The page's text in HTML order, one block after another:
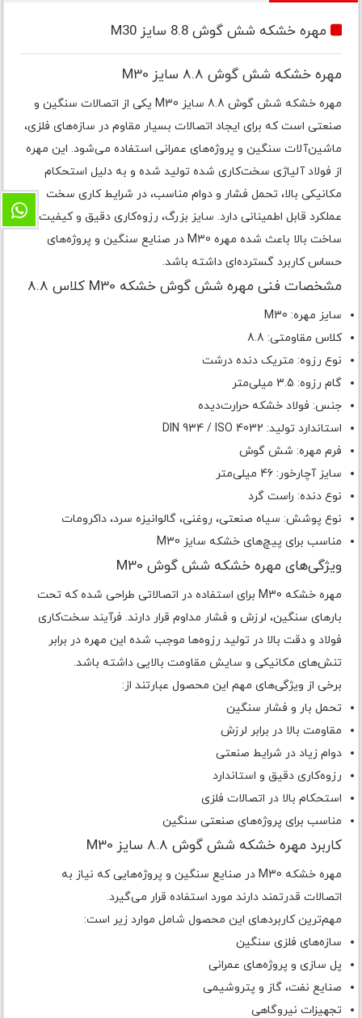
مهره خشکه شش گوش 8.8 سایز M30
مهره خشکه شش گوش 8.8 سایز M30
مهره خشکه شش گوش 8.8 سایز M30 یکی از اتصالات سنگین و
صنعتی است که برای ایجاد اتصالات بسیار مقاوم در سازه‌های فلزی،
ماشین‌آلات سنگین و پروژه‌های عمرانی استفاده می‌شود. این مهره
از فولاد آلیاژی سخت‌کاری شده تولید شده و به دلیل استحکام
مکانیکی بالا، تحمل فشار و دوام مناسب، در شرایط کاری سخت
عملکرد قابل اطمینانی دارد. سایز بزرگ، رزوه‌کاری دقیق و کیفیت
ساخت بالا باعث شده مهره M30 در صنایع سنگین و پروژه‌های
حساس کاربرد گسترده‌ای داشته باشد.
مشخصات فنی مهره شش گوش خشکه M30 کلاس 8.8
سایز مهره: M30
کلاس مقاومتی: 8.8
نوع رزوه: متریک دنده درشت
گام رزوه: 3.5 میلی‌متر
جنس: فولاد خشکه حرارت‌دیده
استاندارد تولید: DIN 934 / ISO 4032
فرم مهره: شش گوش
سایز آچارخور: 46 میلی‌متر
نوع دنده: راست گرد
نوع پوشش: سیاه صنعتی، روغنی، گالوانیزه سرد، داکرومات
مناسب برای پیچ‌های خشکه سایز M30
ویژگی‌های مهره خشکه شش گوش M30
مهره خشکه M30 برای استفاده در اتصالاتی طراحی شده که تحت
بارهای سنگین، لرزش و فشار مداوم قرار دارند. فرآیند سخت‌کاری
فولاد و دقت بالا در تولید رزوه‌ها موجب شده این مهره در برابر
تنش‌های مکانیکی و سایش مقاومت بالایی داشته باشد.
برخی از ویژگی‌های مهم این محصول عبارتند از:
تحمل بار و فشار سنگین
مقاومت بالا در برابر لرزش
دوام زیاد در شرایط صنعتی
رزوه‌کاری دقیق و استاندارد
استحکام بالا در اتصالات فلزی
مناسب برای پروژه‌های صنعتی سنگین
کاربرد مهره خشکه شش گوش 8.8 سایز M30
مهره خشکه M30 در صنایع سنگین و پروژه‌هایی که نیاز به
اتصالات قدرتمند دارند مورد استفاده قرار می‌گیرد.
مهم‌ترین کاربردهای این محصول شامل موارد زیر است:
سازه‌های فلزی سنگین
پل سازی و پروژه‌های عمرانی
صنایع نفت، گاز و پتروشیمی
تجهیزات نیروگاهی